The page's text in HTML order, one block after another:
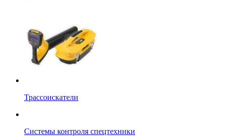
Трассоискатели
Системы контроля спецтехники